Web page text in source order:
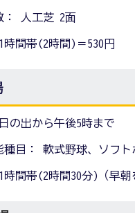
： 人工芝 2面
時間帯(2時間)＝530円
の出から午後5時まで
種目： 軟式野球、ソフト
間帯(2時間30分)（早朝